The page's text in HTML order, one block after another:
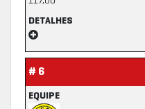
DETALHES
# 6
EQUIPE